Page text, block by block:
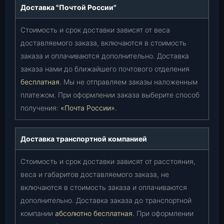
Доставка "Почтой России"
Стоимость и срок доставки зависят от веса
доставляемого заказа, включаются в стоимость
заказа и оплачиваются дополнительно. Доставка
заказа нами до ближайшего почтового отделения
бесплатная. Мы не отправляем заказы наложенным
платежом. При оформлении заказа выберите способ
получения: «Почта России».
Доставка транспортной компанией
Стоимость и срок доставки зависят от расстояния,
веса и габаритов доставляемого заказа, не
включаются в стоимость заказа и оплачиваются
дополнительно. Доставка заказа до транспортной
компании абсолютно бесплатная. При оформлении